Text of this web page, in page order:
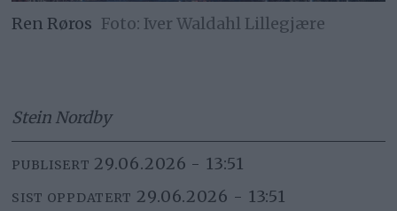
Ren Røros Iver Waldahl Lillegjære
Stein Nordby
PUBLISERT 29.06.2026 - 13:51
SIST OPPDATERT 29.06.2026 - 13:51